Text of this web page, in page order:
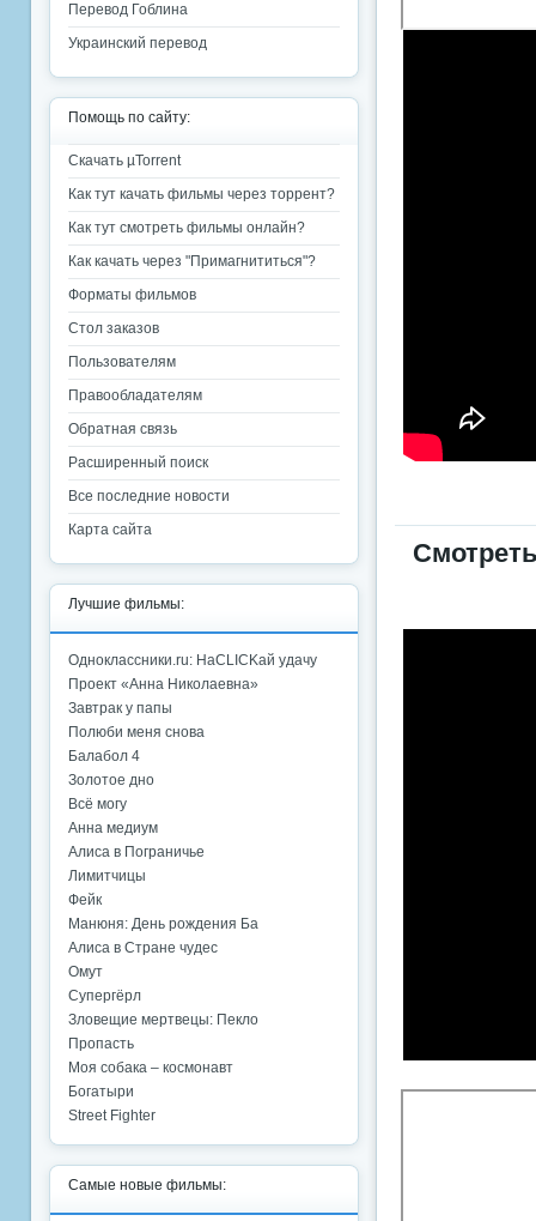
Перевод Гоблина
Украинский перевод
Помощь по сайту:
Скачать µTorrent
Как тут качать фильмы через торрент?
Как тут смотреть фильмы онлайн?
Как качать через "Примагнититься"?
Форматы фильмов
Стол заказов
Пользователям
Правообладателям
Обратная связь
Расширенный поиск
Все последние новости
Карта сайта
Лучшие фильмы:
Одноклассники.ru: НаCLICKай удачу
Проект «Анна Николаевна»
Завтрак у папы
Полюби меня снова
Балабол 4
Золотое дно
Всё могу
Анна медиум
Алиса в Пограничье
Лимитчицы
Фейк
Манюня: День рождения Ба
Алиса в Стране чудес
Омут
Супергёрл
Зловещие мертвецы: Пекло
Пропасть
Моя собака – космонавт
Богатыри
Street Fighter
Самые новые фильмы: